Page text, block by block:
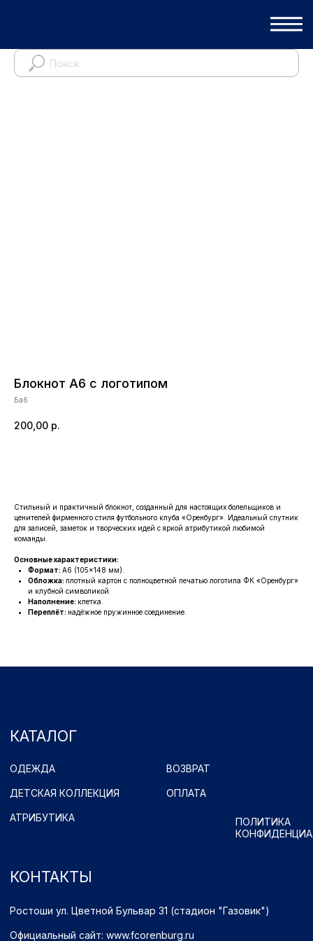
Блокнот А6 с логотипом
Ба6
200,00 р.
Стильный и практичный блокнот, созданный для настоящих болельщиков и
ценителей фирменного стиля футбольного клуба «Оренбург». Идеальный спутник
для записей, заметок и творческих идей с яркой атрибутикой любимой
команды.
Основные характеристики:
Формат: А6 (105×148 мм).
Обложка: плотный картон с полноцветной печатью логотипа ФК «Оренбург»
и клубной символикой.
Наполнение: клетка.
Переплёт: надёжное пружинное соединение.
КАТАЛОГ
ДЕТСКАЯ КОЛЛЕКЦИЯ
АТРИБУТИКА
ОПЛАТА
Имущественные права принадлежат ФК "Оренбург" (Оренбург)
Официальный сайт: www.fcorenburg.ru
Принимаем к оплате